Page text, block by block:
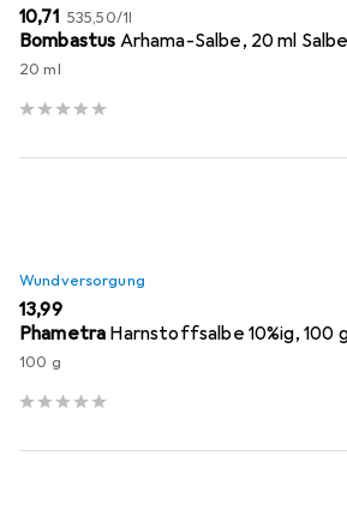
EUR
10,71 EUR
535,50/1l
Bombastus Arhama-Salbe, 20 ml Salbe
20 ml
Wundversorgung
EUR
13,99
Phametra Harnstoffsalbe 10%ig, 100
100 g